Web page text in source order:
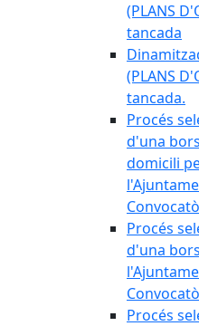
(PLANS
tancada
(PLANS
tancada.
Procés
d'una
domicili
Procés
d'una
Procés